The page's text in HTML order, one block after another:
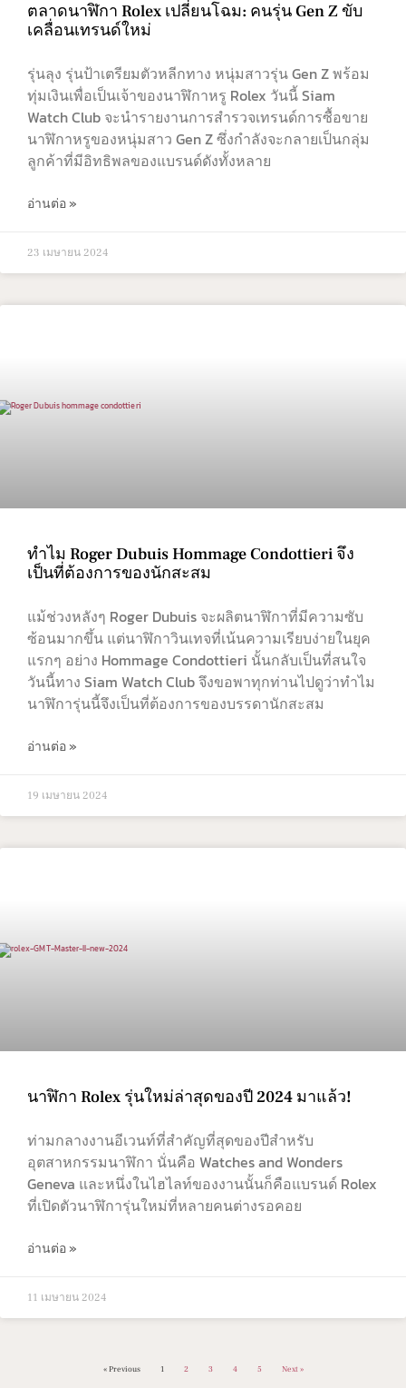
ตลาดนาฬิกา Rolex เปลี่ยนโฉม: คนรุ่น Gen Z ขับ
เคลื่อนเทรนด์ใหม่
รุ่นลุง รุ่นป้าเตรียมตัวหลีกทาง หนุ่มสาวรุ่น Gen Z พร้อม
ทุ่มเงินเพื่อเป็นเจ้าของนาฬิกาหรู Rolex วันนี้ Siam
Watch Club จะนำรายงานการสำรวจเทรนด์การซื้อขาย
นาฬิกาหรูของหนุ่มสาว Gen Z ซึ่งกำลังจะกลายเป็นกลุ่ม
ลูกค้าที่มีอิทธิพลของแบรนด์ดังทั้งหลาย
อ่านต่อ »
23 เมษายน 2024
ทำไม Roger Dubuis Hommage Condottieri จึง
เป็นที่ต้องการของนักสะสม
แม้ช่วงหลังๆ Roger Dubuis จะผลิตนาฬิกาที่มีความซับ
ซ้อนมากขึ้น แต่นาฬิกาวินเทจที่เน้นความเรียบง่ายในยุค
แรกๆ อย่าง Hommage Condottieri นั้นกลับเป็นที่สนใจ
วันนี้ทาง Siam Watch Club จึงขอพาทุกท่านไปดูว่าทำไม
นาฬิการุ่นนี้จึงเป็นที่ต้องการของบรรดานักสะสม
อ่านต่อ »
19 เมษายน 2024
นาฬิกา Rolex รุ่นใหม่ล่าสุดของปี 2024 มาแล้ว!
ท่ามกลางงานอีเวนท์ที่สำคัญที่สุดของปีสำหรับ
อุตสาหกรรมนาฬิกา นั่นคือ Watches and Wonders
Geneva และหนึ่งในไฮไลท์ของงานนั้นก็คือแบรนด์ Rolex
ที่เปิดตัวนาฬิการุ่นใหม่ที่หลายคนต่างรอคอย
อ่านต่อ »
11 เมษายน 2024
« Previous 1 2 3 4 5 Next »